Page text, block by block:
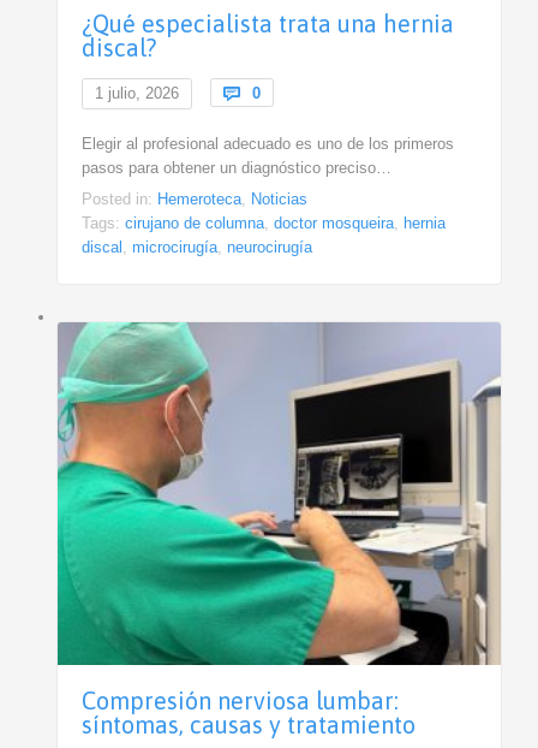
¿Qué especialista trata una hernia
discal?
1 julio, 2026  0Comments
Elegir al profesional adecuado es uno de los primeros
pasos para obtener un diagnóstico preciso…
Posted in: Hemeroteca, Noticias
Tags: cirujano de columna, doctor mosqueira, hernia
discal , microcirugía, neurocirugía
Compresión nerviosa lumbar:
síntomas, causas y tratamiento